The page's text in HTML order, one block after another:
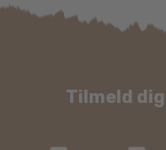
Tilmeld